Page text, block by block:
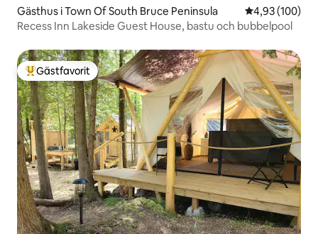
Gästhus i Town Of South Bruce Peninsula 4,93 av 5 i
4,93 (100)
Recess Inn Lakeside Guest House, bastu och bubbelpool
Populär gästfavorit
Gästfavorit